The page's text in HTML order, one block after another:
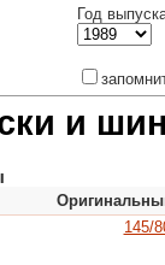
Год
и
145/